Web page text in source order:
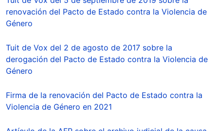
renovación del Pacto de Estado contra la Violencia de
Género
Tuit de Vox del 2 de agosto de 2017 sobre la
derogación del Pacto de Estado contra la Violencia de
Género
Firma de la renovación del Pacto de Estado contra la
Violencia de Género en 2021